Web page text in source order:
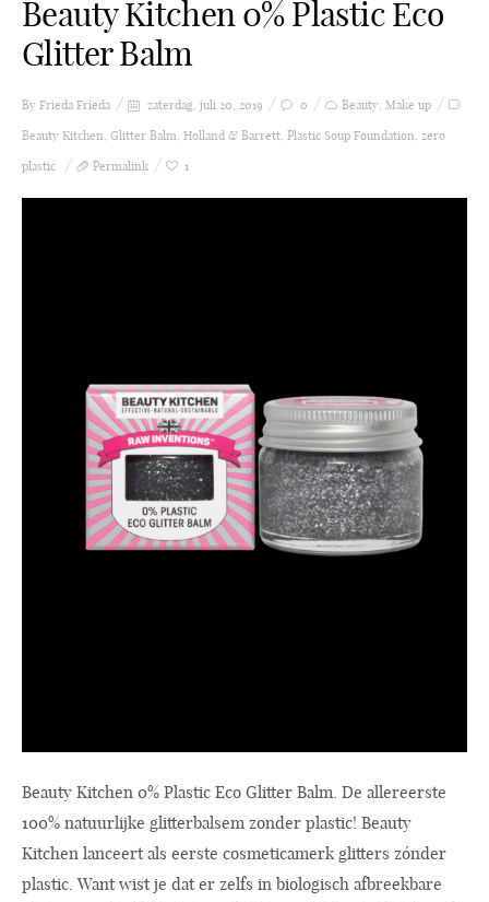
Beauty Kitchen 0% Plastic Eco
Glitter Balm
By Frieda Frieda zaterdag, juli 20, 2019 0 Beauty, Make up
Beauty Kitchen, Glitter Balm, Holland & Barrett, Plastic Soup Foundation, zero
plastic
Permalink 1
Beauty Kitchen 0% Plastic Eco Glitter Balm. De allereerste
100% natuurlijke glitterbalsem zonder plastic! Beauty
Kitchen lanceert als eerste cosmeticamerk glitters zónder
plastic. Want wist je dat er zelfs in biologisch afbreekbare